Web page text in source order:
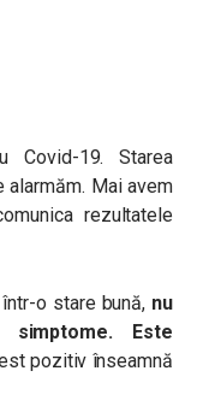
Covid-19. Starea
alarmăm. Mai avem
rezultatele
o stare bună, nu
Este
pozitiv înseamnă